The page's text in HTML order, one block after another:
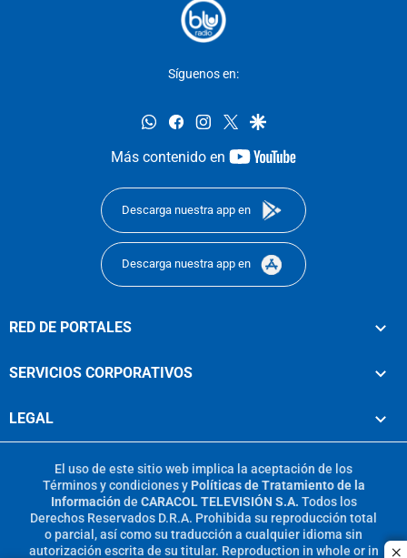
Síguenos en:
whatsappfacebookinstagram
twittergoogle
Más contenido en
youtube-
Descarga nuestra app en
Descarga nuestra app en
RED DE PORTALES
SERVICIOS CORPORATIVOS
LEGAL
El uso de este sitio web implica la aceptación de los
Términos y condicionesy Políticas de Tratamiento de la
Información de CARACOL TELEVISIÓN S.A. Todos los
Derechos Reservados D.R.A. Prohibida su reproducción total
o parcial, así como su traducción a cualquier idioma sin
autorización escrita de su titular. Reproduction in whole or in